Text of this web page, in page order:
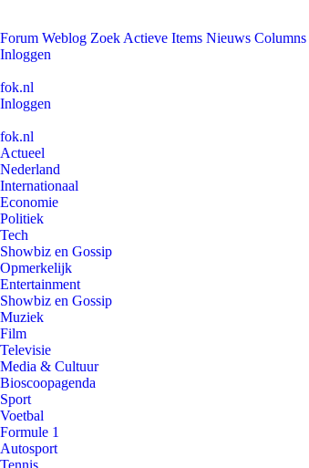
Forum Weblog Zoek Actieve Items Nieuws Columns
Inloggen
fok.nl
Inloggen
fok.nl
Actueel
Nederland
Internationaal
Economie
Politiek
Tech
Showbiz en Gossip
Opmerkelijk
Entertainment
Showbiz en Gossip
Muziek
Film
Televisie
Media & Cultuur
Bioscoopagenda
Sport
Voetbal
Formule 1
Autosport
Tennis